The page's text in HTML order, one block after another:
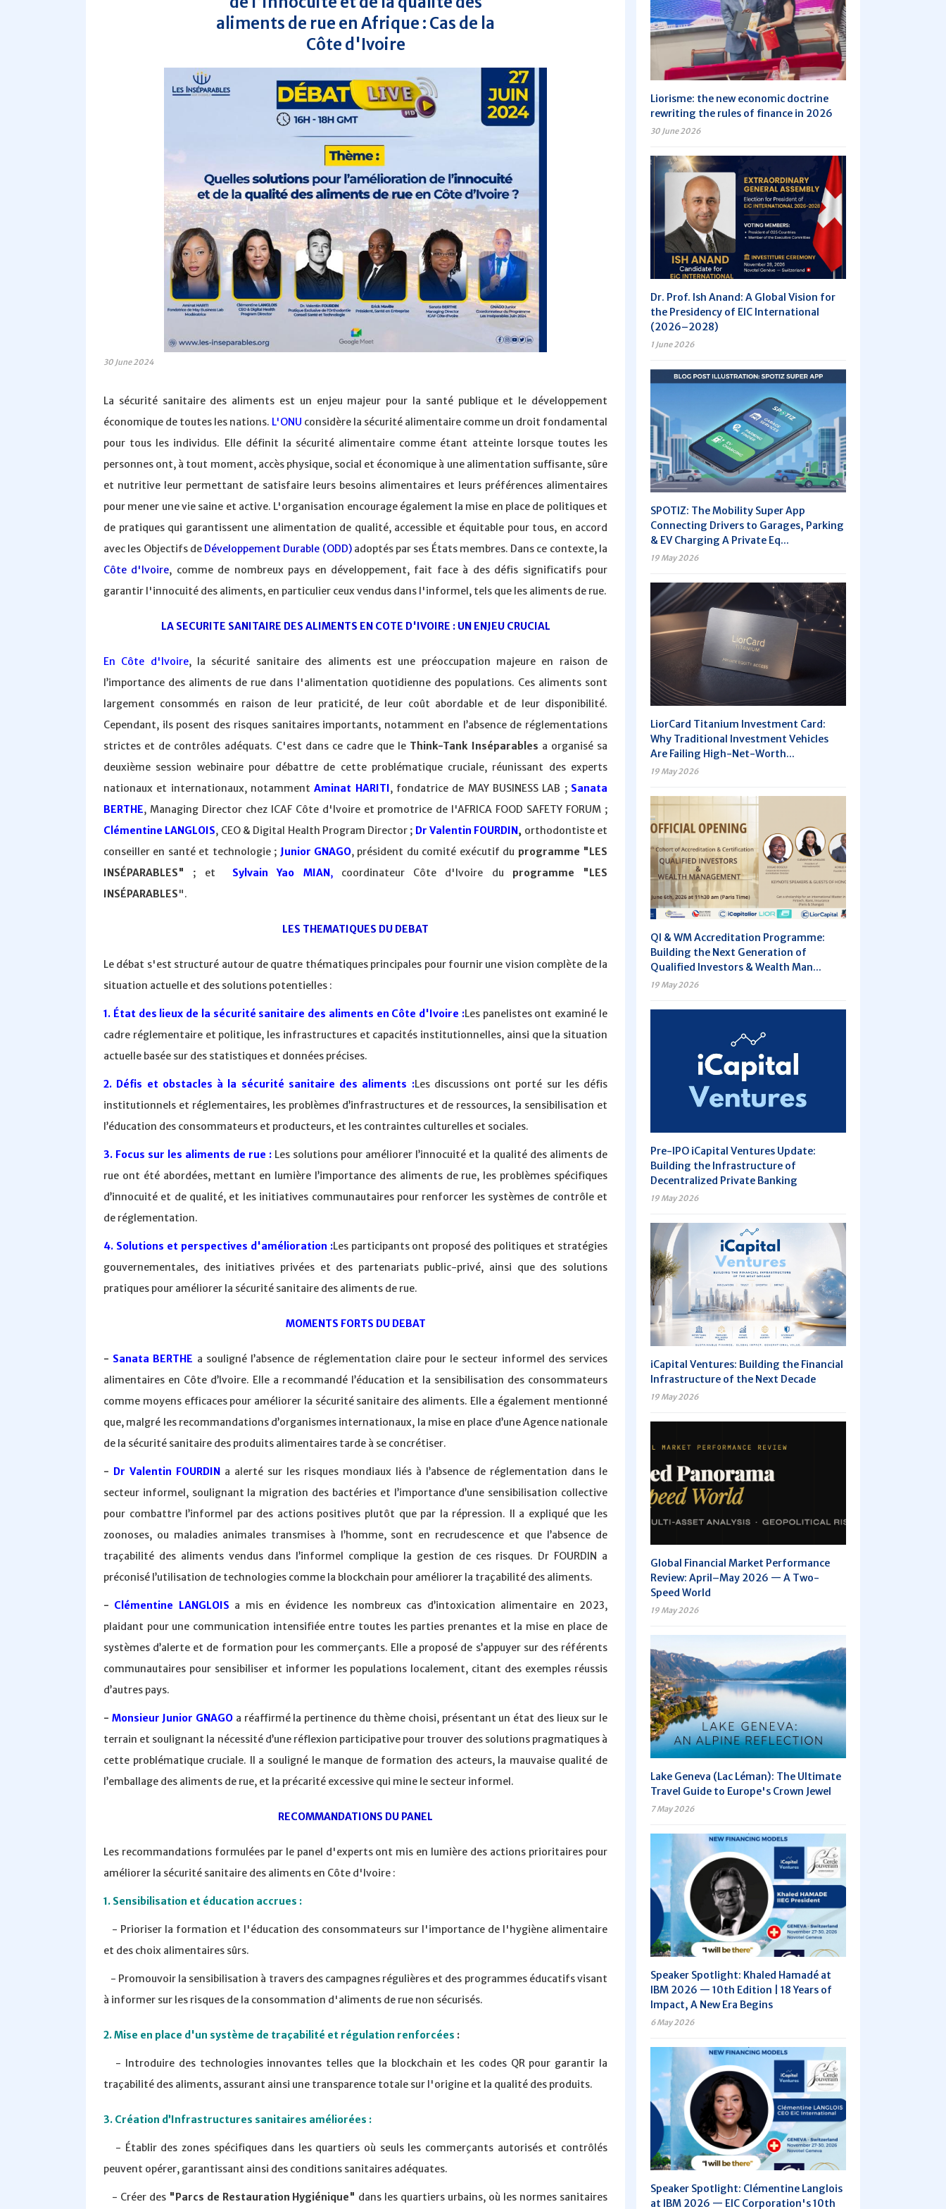
aliments de rue en Afrique : Cas de la
Côte d'Ivoire
30 June 2024
La sécurité sanitaire des aliments est un enjeu majeur pour la santé publique et le développement
économique de toutes les nations. L'ONU considère la sécurité alimentaire comme un droit fondamental
pour tous les individus. Elle définit la sécurité alimentaire comme étant atteinte lorsque toutes les
personnes ont, à tout moment, accès physique, social et économique à une alimentation suffisante, sûre
et nutritive leur permettant de satisfaire leurs besoins alimentaires et leurs préférences alimentaires
pour mener une vie saine et active. L'organisation encourage également la mise en place de politiques et
de pratiques qui garantissent une alimentation de qualité, accessible et équitable pour tous, en accord
avec les Objectifs deDéveloppement Durable (ODD)adoptés par ses États membres. Dans ce contexte, la
Côte d'Ivoire, comme de nombreux pays en développement, fait face à des défis significatifs pour
garantir l'innocuité des aliments, en particulier ceux vendus dans l'informel, tels que les aliments de rue.
LA SECURITE SANITAIRE DES ALIMENTS EN COTE D'IVOIRE : UN ENJEU CRUCIAL
En Côte d'Ivoire, la sécurité sanitaire des aliments est une préoccupation majeure en raison de
l’importance des aliments de rue dans l'alimentation quotidienne des populations. Ces aliments sont
largement consommés en raison de leur praticité, de leur coût abordable et de leur disponibilité.
Cependant, ils posent des risques sanitaires importants, notamment en l’absence de réglementations
strictes et de contrôles adéquats. C'est dans ce cadre que le Think-Tank Inséparables a organisé sa
deuxième session webinaire pour débattre de cette problématique cruciale, réunissant des experts
nationaux et internationaux, notamment Aminat HARITI, fondatrice de MAY BUSINESS LAB ; Sanata
BERTHE, Managing Director chez ICAF Côte d'Ivoire et promotrice de l'AFRICA FOOD SAFETY FORUM ;
Clémentine LANGLOIS, CEO & Digital Health Program Director ; Dr Valentin FOURDIN, orthodontiste et
conseiller en santé et technologie ; Junior GNAGO, président du comité exécutif du programme "LES
INSÉPARABLES"
; et Sylvain Yao MIAN,coordinateur Côte d'Ivoire du programme "LES
INSÉPARABLES".
LES THEMATIQUES DU DEBAT
Le débat s'est structuré autour de quatre thématiques principales pour fournir une vision complète de la
situation actuelle et des solutions potentielles :
1. État des lieux de la sécurité sanitaire des aliments en Côte d'Ivoire :Les panelistes ont examiné le
cadre réglementaire et politique, les infrastructures et capacités institutionnelles, ainsi que la situation
actuelle basée sur des statistiques et données précises.
2. Défis et obstacles à la sécurité sanitaire des aliments :Les discussions ont porté sur les défis
institutionnels et réglementaires, les problèmes d’infrastructures et de ressources, la sensibilisation et
l’éducation des consommateurs et producteurs, et les contraintes culturelles et sociales.
3. Focus sur les aliments de rue : Les solutions pour améliorer l’innocuité et la qualité des aliments de
rue ont été abordées, mettant en lumière l’importance des aliments de rue, les problèmes spécifiques
d’innocuité et de qualité, et les initiatives communautaires pour renforcer les systèmes de contrôle et
de réglementation.
4. Solutions et perspectives d'amélioration :Les participants ont proposé des politiques et stratégies
gouvernementales, des initiatives privées et des partenariats public-privé, ainsi que des solutions
pratiques pour améliorer la sécurité sanitaire des aliments de rue.
MOMENTS FORTS DU DEBAT
- Sanata BERTHE a souligné l’absence de réglementation claire pour le secteur informel des services
alimentaires en Côte d’Ivoire. Elle a recommandé l’éducation et la sensibilisation des consommateurs
comme moyens efficaces pour améliorer la sécurité sanitaire des aliments. Elle a également mentionné
que, malgré les recommandations d’organismes internationaux, la mise en place d’une Agence nationale
de la sécurité sanitaire des produits alimentaires tarde à se concrétiser.
- Dr Valentin FOURDIN a alerté sur les risques mondiaux liés à l’absence de réglementation dans le
secteur informel, soulignant la migration des bactéries et l’importance d’une sensibilisation collective
pour combattre l’informel par des actions positives plutôt que par la répression. Il a expliqué que les
zoonoses, ou maladies animales transmises à l’homme, sont en recrudescence et que l’absence de
traçabilité des aliments vendus dans l’informel complique la gestion de ces risques. Dr FOURDIN a
préconisé l’utilisation de technologies comme la blockchain pour améliorer la traçabilité des aliments.
- Clémentine LANGLOIS a mis en évidence les nombreux cas d’intoxication alimentaire en 2023,
plaidant pour une communication intensifiée entre toutes les parties prenantes et la mise en place de
systèmes d’alerte et de formation pour les commerçants. Elle a proposé de s’appuyer sur des référents
communautaires pour sensibiliser et informer les populations localement, citant des exemples réussis
d’autres pays.
- Monsieur Junior GNAGO a réaffirmé la pertinence du thème choisi, présentant un état des lieux sur le
terrain et soulignant la nécessité d’une réflexion participative pour trouver des solutions pragmatiques à
cette problématique cruciale. Il a souligné le manque de formation des acteurs, la mauvaise qualité de
l’emballage des aliments de rue, et la précarité excessive qui mine le secteur informel.
RECOMMANDATIONS DU PANEL
Les recommandations formulées par le panel d'experts ont mis en lumière des actions prioritaires pour
améliorer la sécurité sanitaire des aliments en Côte d'Ivoire :
1. Sensibilisation et éducation accrues :
- Prioriser la formation et l'éducation des consommateurs sur l'importance de l'hygiène alimentaire
et des choix alimentaires sûrs.
- Promouvoir la sensibilisation à travers des campagnes régulières et des programmes éducatifs visant
à informer sur les risques de la consommation d'aliments de rue non sécurisés.
2. Mise en place d'un système de traçabilité et régulation renforcées :
- Introduire des technologies innovantes telles que la blockchain et les codes QR pour garantir la
traçabilité des aliments, assurant ainsi une transparence totale sur l'origine et la qualité des produits.
3. Création d’Infrastructures sanitaires améliorées :
- Établir des zones spécifiques dans les quartiers où seuls les commerçants autorisés et contrôlés
peuvent opérer, garantissant ainsi des conditions sanitaires adéquates.
- Créer des "Parcs de Restauration Hygiénique" dans les quartiers urbains, où les normes sanitaires
Liorisme: the new economic doctrine
rewriting the rules of finance in 2026
30 June 2026
Dr. Prof. Ish Anand: A Global Vision for
the Presidency of EIC International
(2026–2028)
1 June 2026
SPOTIZ: The Mobility Super App
Connecting Drivers to Garages, Parking
& EV Charging A Private Eq...
19 May 2026
LiorCard Titanium Investment Card:
Why Traditional Investment Vehicles
Are Failing High-Net-Worth...
19 May 2026
QI & WM Accreditation Programme:
Building the Next Generation of
Qualified Investors & Wealth Man...
19 May 2026
Pre-IPO iCapital Ventures Update:
Building the Infrastructure of
Decentralized Private Banking
19 May 2026
iCapital Ventures: Building the Financial
Infrastructure of the Next Decade
19 May 2026
Global Financial Market Performance
Review: April–May 2026 — A Two-
Speed World
19 May 2026
Lake Geneva (Lac Léman): The Ultimate
Travel Guide to Europe's Crown Jewel
7 May 2026
Speaker Spotlight: Khaled Hamadé at
IBM 2026 — 10th Edition | 18 Years of
Impact, A New Era Begins
6 May 2026
Speaker Spotlight: Clémentine Langlois
at IBM 2026 — EIC Corporation's 10th